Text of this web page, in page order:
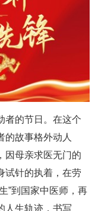
者的节日。在这个
的故事格外动人
母亲求医无门的
试针的执着，在劳
”到国家中医师，再
人生轨迹，书写